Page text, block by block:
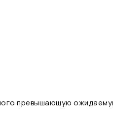
превышающую